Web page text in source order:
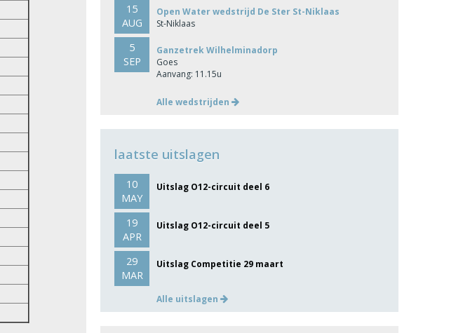
15
AUG
Open Water wedstrijd De Ster St-Niklaas
St-Niklaas
5
SEP
Ganzetrek Wilhelminadorp
Goes
Aanvang: 11.15u
Alle wedstrijden
laatste uitslagen
10
MAY
Uitslag O12-circuit deel 6
19
APR
Uitslag O12-circuit deel 5
29
MAR
Uitslag Competitie 29 maart
Alle uitslagen